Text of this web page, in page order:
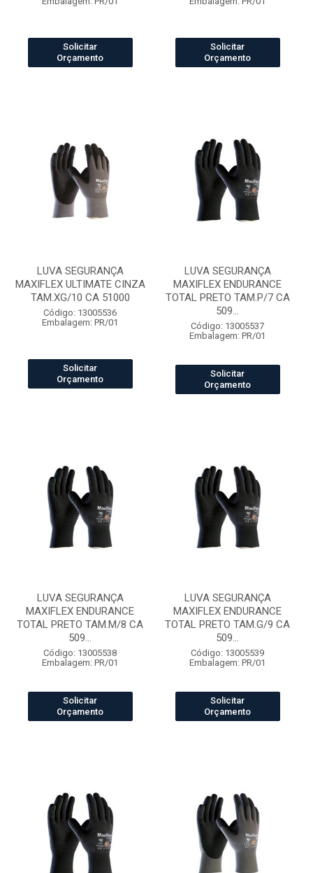
Solicitar
Orçamento
Solicitar
Orçamento
LUVA SEGURANÇA
MAXIFLEX ULTIMATE CINZA
TAM.XG/10 CA 51000
Código: 13005536
Embalagem: PR/01
Solicitar
Orçamento
LUVA SEGURANÇA
MAXIFLEX ENDURANCE
TOTAL PRETO TAM.P/7 CA
509...
Código: 13005537
Embalagem: PR/01
Solicitar
Orçamento
LUVA SEGURANÇA
MAXIFLEX ENDURANCE
TOTAL PRETO TAM.M/8 CA
509...
Código: 13005538
Embalagem: PR/01
Solicitar
Orçamento
LUVA SEGURANÇA
MAXIFLEX ENDURANCE
TOTAL PRETO TAM.G/9 CA
509...
Código: 13005539
Embalagem: PR/01
Solicitar
Orçamento